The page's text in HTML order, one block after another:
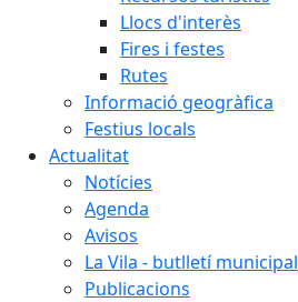
Llocs d'interès
Fires i festes
Rutes
Informació geogràfica
Festius locals
Actualitat
Notícies
Agenda
Avisos
La Vila - butlletí municipal
Publicacions